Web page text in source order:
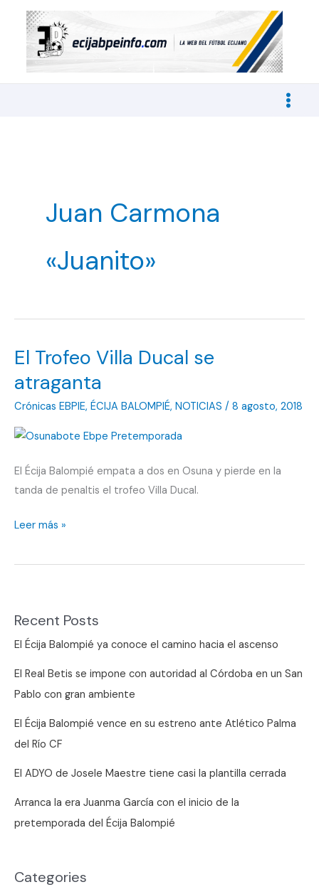
contenido
Juan Carmona
«Juanito»
El Trofeo Villa Ducal se
atraganta
Crónicas EBPIE, ÉCIJA BALOMPIÉ, NOTICIAS / 8 agosto, 2018
El Écija Balompié empata a dos en Osuna y pierde en la
tanda de penaltis el trofeo Villa Ducal.
El
Villa
atraganta
Leer más »
Recent Posts
El Écija Balompié ya conoce el camino hacia el ascenso
El Real Betis se impone con autoridad al Córdoba en un San
Pablo con gran ambiente
El Écija Balompié vence en su estreno ante Atlético Palma
del Río CF
El ADYO de Josele Maestre tiene casi la plantilla cerrada
Arranca la era Juanma García con el inicio de la
pretemporada del Écija Balompié
Categories